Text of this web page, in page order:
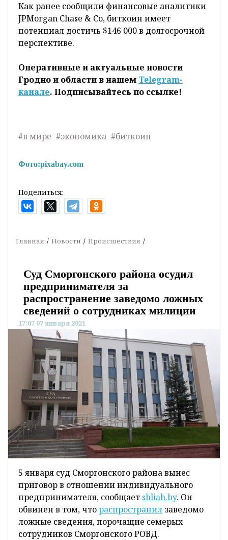
Как ранее сообщили финансовые аналитики
JPMorgan Chase & Co, биткоин имеет
потенциал достичь $146 000 в долгосрочной
перспективе.
Оперативные и актуальные новости
Гродно и области в нашем Telegram-
канале. Подписывайтесь по ссылке!
#в мире #экономика #биткоин
Фото:pixabay.com
Поделиться:
Главная Новости Происшествия
Суд Сморгонского района осудил
предпринимателя за
распространение заведомо ложных
сведений о сотрудниках милиции
17:07 07 января 2021
5 января суд Сморгонского района вынес
приговор в отношении индивидуального
предпринимателя, сообщает shliah.by. Он
обвинен в том, чтораспространил заведомо
ложные сведения, порочащие семерых
сотрудников Сморгонского РОВД.